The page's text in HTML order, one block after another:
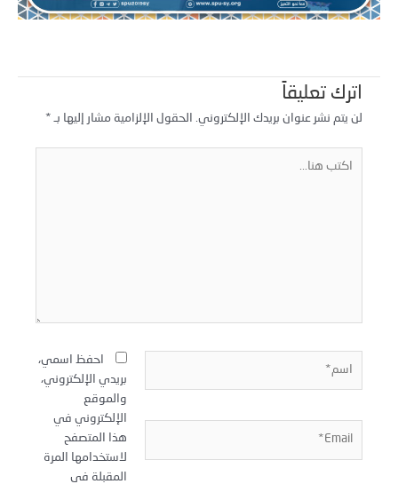
اترك تعليقاً
لن يتم نشر عنوان بريدك الإلكتروني. الحقول الإلزامية مشار إليها بـ
احفظ اسمي،
بريدي الإلكتروني،
والموقع
الإلكتروني في
هذا المتصفح
لاستخدامها المرة
المقبلة في